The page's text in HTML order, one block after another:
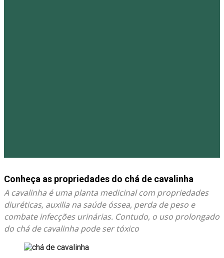
Conheça as propriedades do chá de cavalinha
A cavalinha é uma planta medicinal com propriedades
diuréticas, auxilia na saúde óssea, perda de peso e
combate infecções urinárias. Contudo, o uso prolongado
do chá de cavalinha pode ser tóxico